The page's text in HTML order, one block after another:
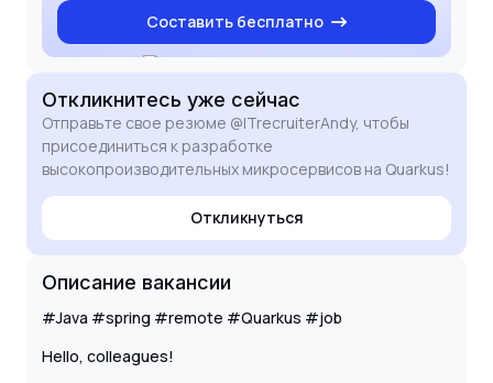
Составить бесплатно
Откликнитесь уже сейчас
Отправьте свое резюме @ITrecruiterAndy, чтобы
присоединиться к разработке
высокопроизводительных микросервисов на Quarkus!
Откликнуться
Описание вакансии
#Java #spring #remote #Quarkus #job
Hello, colleagues!